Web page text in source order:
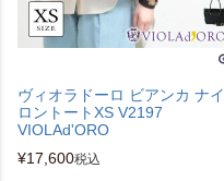
ヴィオラドーロ ビアンカ ナイ
ロントートXS V2197
VIOLAd'ORO
¥17,600税込